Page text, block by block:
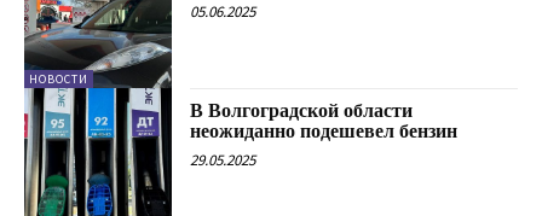
НОВОСТИ
05.06.2025
В Волгоградской области
неожиданно подешевел бензин
29.05.2025